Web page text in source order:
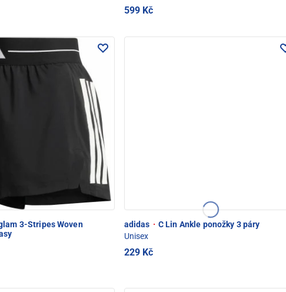
599 Kč
3-Stripes Woven
adidas · C Lin Ankle ponožky 3 páry
Unisex
229 Kč